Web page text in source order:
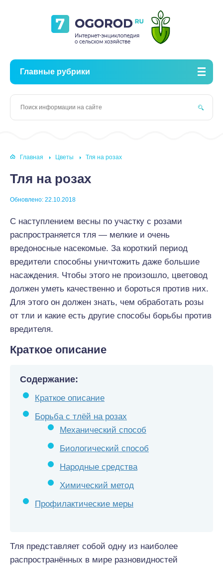
Главные рубрики
Главная Цветы Тля на розах
Тля на розах
Обновлено: 22.10.2018
С наступлением весны по участку с розами
распространяется тля — мелкие и очень
вредоносные насекомые. За короткий период
вредители способны уничтожить даже большие
насаждения. Чтобы этого не произошло, цветовод
должен уметь качественно и бороться против них.
Для этого он должен знать, чем обработать розы
от тли и какие есть другие способы борьбы против
вредителя.
Краткое описание
Содержание:
Краткое описание
Борьба с тлёй на розах
Механический способ
Биологический способ
Народные средства
Химический метод
Профилактические меры
Тля представляет собой одну из наиболее
распространённых в мире разновидностей